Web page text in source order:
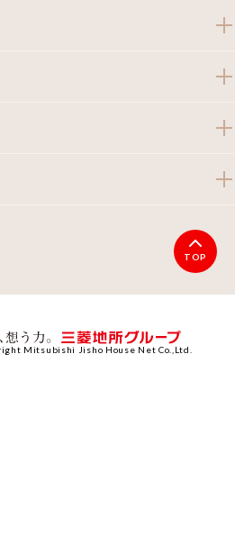
TOP
Mitsubishi Jisho House Net Co.,Ltd.